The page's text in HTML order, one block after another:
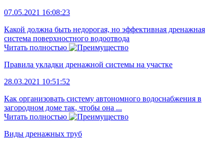
07.05.2021 16:08:23
Какой должна быть недорогая, но эффективная дренажная
система поверхностного водоотвода
Читать полностью
Правила укладки дренажной системы на участке
28.03.2021 10:51:52
Как организовать систему автономного водоснабжения в
загородном доме так, чтобы она ...
Читать полностью
Виды дренажных труб